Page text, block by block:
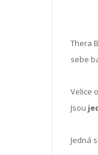
Thera
sebe
Velice
Jsou
Jedná